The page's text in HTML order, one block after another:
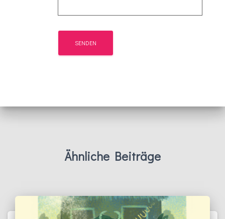
Ähnliche Beiträge